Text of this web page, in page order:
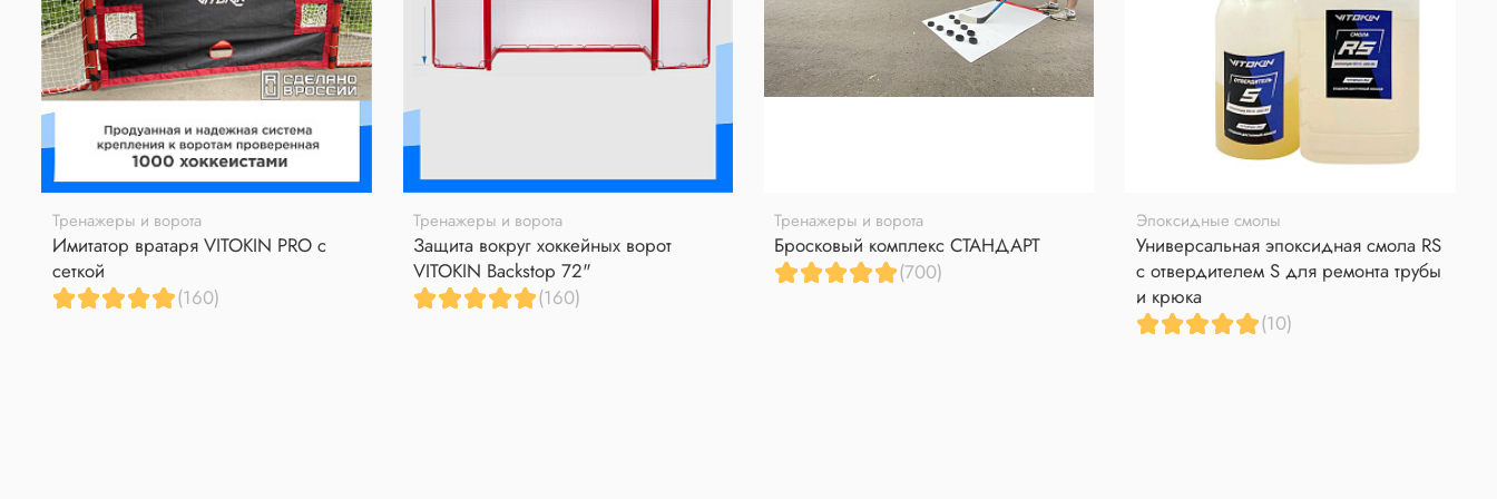
Тренажеры и ворота
Имитатор вратаря VITOKIN PRO с
сеткой
(160)
Тренажеры и ворота
Защита вокруг хоккейных ворот
VITOKIN Backstop 72"
(160)
Тренажеры и ворота
Бросковый комплекс СТАНДАРТ
(700)
Эпоксидные смолы
Универсальная эпоксидная смола RS
с отвердителем S для ремонта трубы
и крюка
(10)